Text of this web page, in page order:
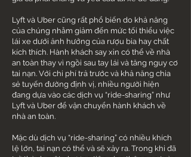
Lyft và Uber cũng rất phổ biến do khả năng
của chúng nhằm giảm đến mức tối thiểu việc
lái xe dưới ảnh hưởng của rượu bia hay chất
kích thích. Hành khách say xỉn có thể về nhà
an toàn thay vì ngồi sau tay lái và tăng nguy cơ
tai nạn. Với chi phí trả trước và khả năng chia
sẻ tuyến đường định vị, nhiều người hiện
đang dựa vào các dịch vụ “ride-sharing” như
Lyft và Uber để vận chuyển hành khách về
nhà an toàn.
Mặc dù dịch vụ “ride-sharing” có nhiều khích
lệ lớn, tai nạn có thể và sẽ xảy ra. Trong khi đã